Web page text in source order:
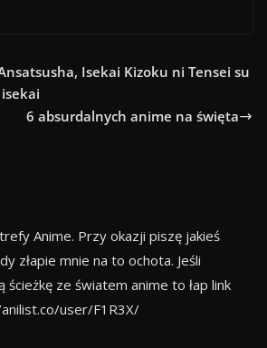
Isekai Kizoku ni Tensei su
6 absurdalnych anime na święta
Anime. Przy okazji piszę jakieś
złapie mnie na to ochota. Jeśli
ścieżkę ze światem anime to łap link
user/F1R3X/